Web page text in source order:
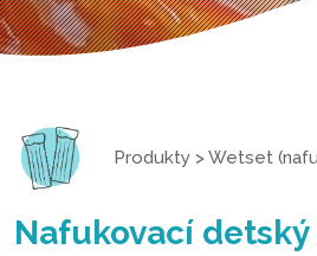
Produkty >Wetset
Nafukovací detský